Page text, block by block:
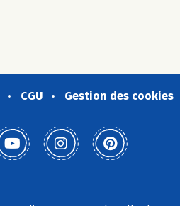
CGU Gestion des cookies